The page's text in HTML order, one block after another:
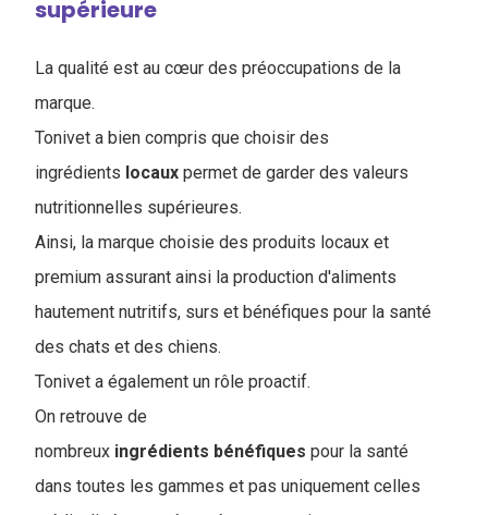
supérieure
La qualité est au cœur des préoccupations de la
marque.
Tonivet a bien compris que choisir des
ingrédients locaux permet de garder des valeurs
nutritionnelles supérieures.
Ainsi, la marque choisie des produits locaux et
premium assurant ainsi la production d'aliments
hautement nutritifs, surs et bénéfiques pour la santé
des chats et des chiens.
Tonivet a également un rôle proactif.
On retrouve de
nombreux ingrédients bénéfiques pour la santé
dans toutes les gammes et pas uniquement celles